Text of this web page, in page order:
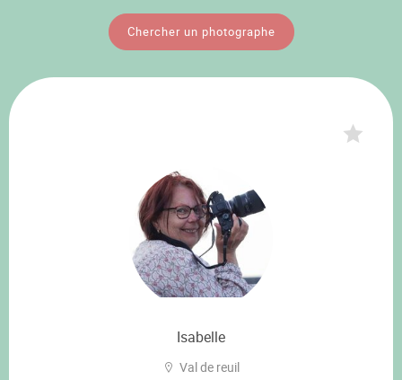
Chercher un photographe
Isabelle
Val de reuil